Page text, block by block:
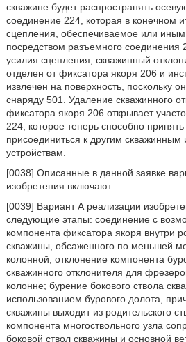
скважине будет распространять
соединение 224, которая в конечном
сцепления, обеспечиваемое или
посредством разъемного
усилия сцепления, скважинный
отделен от фиксатора якоря 206 и
извлечен на поверхность, поскольку
снаряду 501. Удаление скважинного
фиксатора якоря 206 открывает
224, которое теперь способно
присоединиться к другим скважинным
устройствам.
[0038] Описанные в данной заявке
изобретения включают:
[0039] Вариант А реализации
следующие этапы: соединение с
компонента фиксатора якоря внутри
скважины, обсаженного по меньшей
колонной; отклонение компонента
скважинного отклонителя для
колонне; бурение бокового ствола
использованием бурового долота,
скважины выходит из родительского
компонента многоствольного узла
боковой ствол скважины и основной